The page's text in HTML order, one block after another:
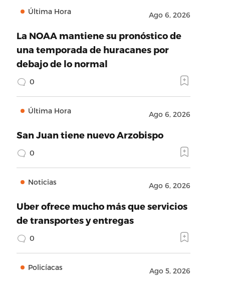
Última Hora Ago 6, 2026
La NOAA mantiene su pronóstico de
una temporada de huracanes por
debajo de lo normal
0
Última Hora Ago 6, 2026
San Juan tiene nuevo Arzobispo
0
Noticias Ago 6, 2026
Uber ofrece mucho más que servicios
de transportes y entregas
0
Policíacas Ago 5, 2026